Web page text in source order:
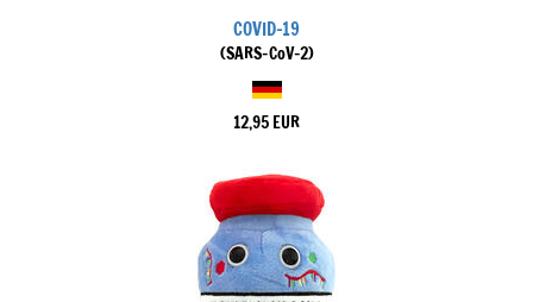
COVID-19
(SARS-CoV-2)
12,95 EUR